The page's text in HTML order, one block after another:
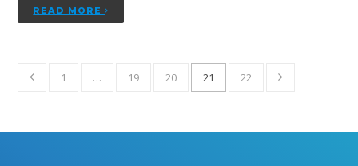
READ MORE
1 … 19 20 21 22